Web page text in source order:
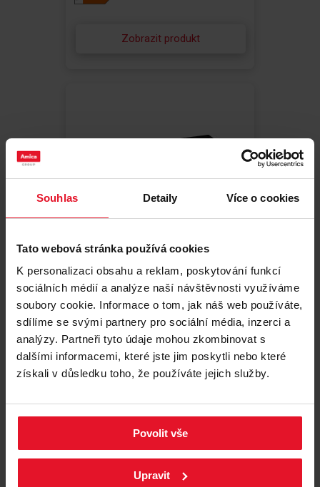
Souhlas Detaily Více o cookies
Tato webová stránka používá cookies
K personalizaci obsahu a reklam, poskytování funkcí
sociálních médií a analýze naší návštěvnosti využíváme
soubory cookie. Informace o tom, jak náš web používáte,
sdílíme se svými partnery pro sociální média, inzerci a
analýzy. Partneři tyto údaje mohou zkombinovat s
dalšími informacemi, které jste jim poskytli nebo které
získali v důsledku toho, že používáte jejich služby.
Povolit vše
Upravit
Zobrazit produkt
TELESKOPICKÝ ODSAVAČ 90 CM
OTP9651BG
Zobrazit produkt
Staňte se prvním recenzentem produktu
Netto šířka: 90 cm
Maximální průtok vzduchu: 480 m³/h
odsávání podle normy EN 60704-2-
Ovládání: Senzorové (dotykové)
Typ osvětlení: LED pásek
Informační list produktu